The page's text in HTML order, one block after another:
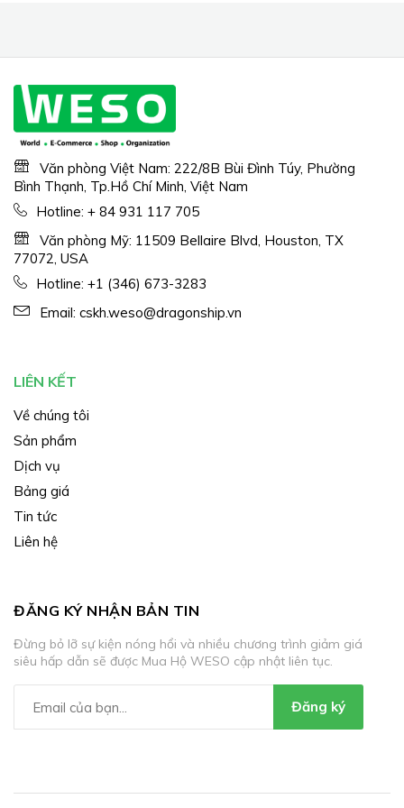
Văn phòng Việt Nam: 222/8B Bùi Đình Túy, Phường
Bình Thạnh, Tp.Hồ Chí Minh, Việt Nam
Hotline: + 84 931 117 705
Văn phòng Mỹ: 11509 Bellaire Blvd, Houston, TX
77072, USA
Hotline: +1 (346) 673-3283
Email: cskh.weso@dragonship.vn
LIÊN KẾT
Về chúng tôi
Sản phẩm
Dịch vụ
Bảng giá
Tin tức
Liên hệ
ĐĂNG KÝ NHẬN BẢN TIN
Đừng bỏ lỡ sự kiện nóng hổi và nhiều chương trình giảm giá
siêu hấp dẫn sẽ được Mua Hộ WESO cập nhật liên tục.
Đăng ký